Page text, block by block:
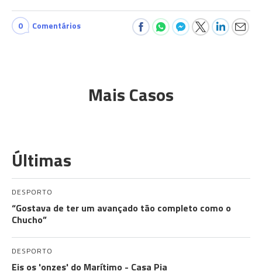
0 Comentários
Mais Casos
Últimas
DESPORTO
“Gostava de ter um avançado tão completo como o
Chucho”
DESPORTO
Eis os 'onzes' do Marítimo - Casa Pia